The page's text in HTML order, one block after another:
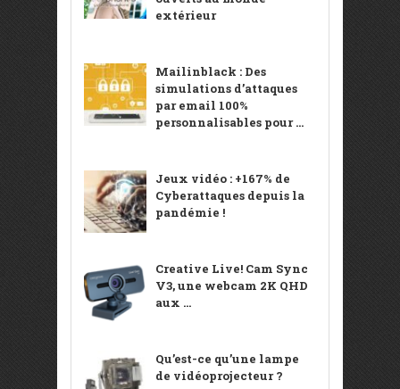
extérieur
Mailinblack : Des
simulations d’attaques
par email 100%
personnalisables pour ...
Jeux vidéo : +167% de
Cyberattaques depuis la
pandémie !
Creative Live! Cam Sync
V3, une webcam 2K QHD
aux ...
Qu’est-ce qu’une lampe
de vidéoprojecteur ?